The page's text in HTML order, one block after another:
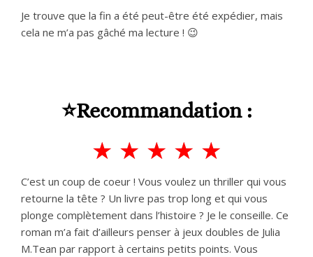
Je trouve que la fin a été peut-être été expédier, mais
cela ne m’a pas gâché ma lecture ! 😉
⭐Recommandation :
☆ ☆ ☆ ☆ ☆
C’est un coup de coeur ! Vous voulez un thriller qui vous
retourne la tête ? Un livre pas trop long et qui vous
plonge complètement dans l’histoire ? Je le conseille. Ce
roman m’a fait d’ailleurs penser à jeux doubles de Julia
M.Tean par rapport à certains petits points. Vous